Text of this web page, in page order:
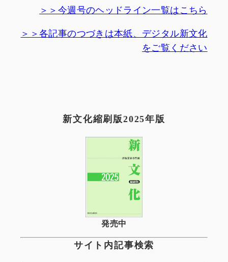
＞＞今週号のヘッドライン一覧はこちら
＞＞各記事のつづきは本紙、デジタル新文化
をご覧ください
新文化縮刷版2025年版
発売中
サイト内記事検索